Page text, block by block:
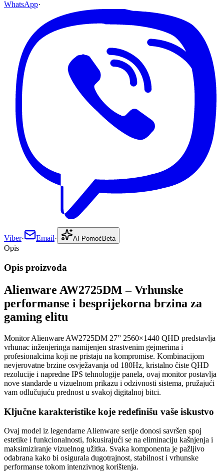
WhatsApp·
Viber· Email· AI Pomoć Beta
Opis
Opis proizvoda
Alienware AW2725DM – Vrhunske
performanse i besprijekorna brzina za
gaming elitu
Monitor Alienware AW2725DM 27” 2560×1440 QHD predstavlja
vrhunac inženjeringa namijenjen strastvenim gejmerima i
profesionalcima koji ne pristaju na kompromise. Kombinacijom
nevjerovatne brzine osvježavanja od 180Hz, kristalno čiste QHD
rezolucije i napredne IPS tehnologije panela, ovaj monitor postavlja
nove standarde u vizuelnom prikazu i odzivnosti sistema, pružajući
vam odlučujuću prednost u svakoj digitalnoj bitci.
Ključne karakteristike koje redefinišu vaše iskustvo
Ovaj model iz legendarne Alienware serije donosi savršen spoj
estetike i funkcionalnosti, fokusirajući se na eliminaciju kašnjenja i
maksimiziranje vizuelnog užitka. Svaka komponenta je pažljivo
odabrana kako bi osigurala dugotrajnost, stabilnost i vrhunske
performanse tokom intenzivnog korištenja.